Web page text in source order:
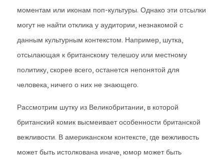
моментам или иконам поп-культуры. Однако эти отсылки
могут не найти отклика у аудитории, незнакомой с
данным культурным контекстом. Например, шутка,
отсылающая к британскому телешоу или местному
политику, скорее всего, останется непонятой для
человека, ничего о них не знающего.
Рассмотрим шутку из Великобритании, в которой
британский комик высмеивает особенности британской
вежливости. В американском контексте, где вежливость
может быть истолкована иначе, юмор может быть